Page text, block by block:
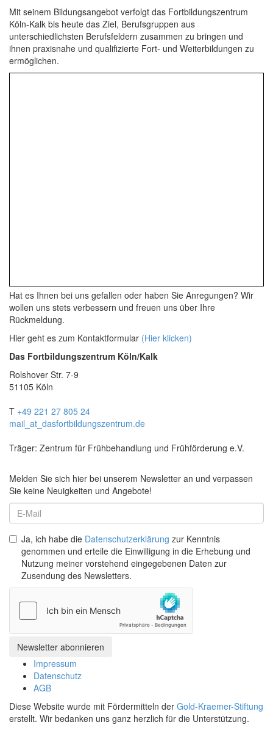
Mit seinem Bildungsangebot verfolgt das Fortbildungszentrum
Köln-Kalk bis heute das Ziel, Berufsgruppen aus
unterschiedlichsten Berufsfeldern zusammen zu bringen und
ihnen praxisnahe und qualifizierte Fort- und Weiterbildungen zu
ermöglichen.
Hat es Ihnen bei uns gefallen oder haben Sie Anregungen? Wir
wollen uns stets verbessern und freuen uns über Ihre
Rückmeldung.
Hier geht es zum Kontaktformular (Hier klicken)
Das Fortbildungszentrum Köln/Kalk
Rolshover Str. 7-9
51105 Köln
T +49 221 27 805 24
mail _at_ dasfortbildungszentrum.de
Träger: Zentrum für Frühbehandlung und Frühförderung e.V.
Melden Sie sich hier bei unserem Newsletter an und verpassen
Sie keine Neuigkeiten und Angebote!
Ja, ich habe die Datenschutzerklärung zur Kenntnis
genommen und erteile die Einwilligung in die Erhebung und
Nutzung meiner vorstehend eingegebenen Daten zur
Zusendung des Newsletters.
Impressum
Datenschutz
AGB
Diese Website wurde mit Fördermitteln der Gold-Kraemer-Stiftung
erstellt. Wir bedanken uns ganz herzlich für die Unterstützung.